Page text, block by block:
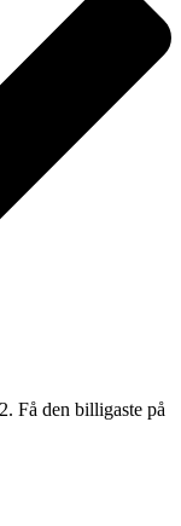
Få den billigaste på